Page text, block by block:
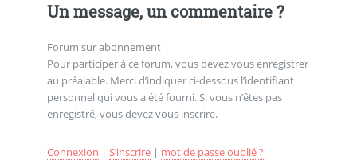
Un message, un commentaire ?
Forum sur abonnement
Pour participer à ce forum, vous devez vous enregistrer
au préalable. Merci d’indiquer ci-dessous l’identifiant
personnel qui vous a été fourni. Si vous n’êtes pas
enregistré, vous devez vous inscrire.
Connexion | S’inscrire| mot de passe oublié ?